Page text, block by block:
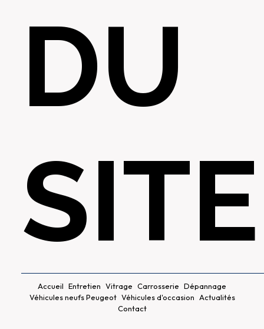
DU
SITE
Accueil Entretien Vitrage Carrosserie Dépannage
Véhicules neufs Peugeot Véhicules d'occasion Actualités
Contact